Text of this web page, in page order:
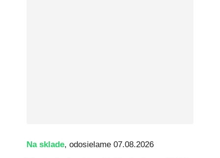
Na sklade, odosielame 07.08.2026